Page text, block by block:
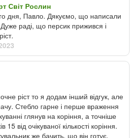
Світ Рослин
дня, Павло. Дякуємо, що написали
Дуже раді, що персик прижився і
ріст то я додам інший відгук, але
Стебло гарне і перше враження
глянув на коріння, а точніше
15 від очікуваної кількості коріння.
же бачить, що він готує.